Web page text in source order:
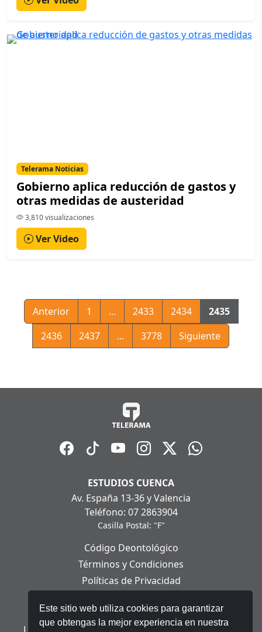
Este sitio web utiliza cookies para garantizar
que obtengas la mejor experiencia en nuestra
Telerama Noticias
Gobierno aplica reducción de gastos y
otras medidas de austeridad
3,810 visualizaciones
Ver Video
Anterior 1 ... 2433 2434
2435
2436
2437 ... 3778 Siguiente
ESTUDIOS CUENCA
Av. España 13-36 y Valencia
Teléfono: 07 2863904
Casilla Postal: "F"
Código Deontológico
Términos y Condiciones
Políticas de Privacidad
Aviso Legal